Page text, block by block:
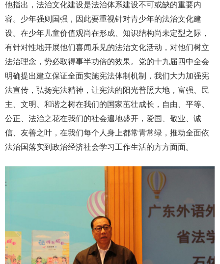
他指出，法治文化建设是法治体系建设不可或缺的重要内
容。少年强则国强，因此要重视针对青少年的法治文化建
设。在少年儿童价值观尚在形成、知识结构尚未定型之际，
有针对性地开展他们喜闻乐见的法治文化活动，对他们树立
法治理念，势必取得事半功倍的效果。党的十九届四中全会
明确提出建立保证全面实施宪法体制机制，我们大力加强宪
法宣传，弘扬宪法精神，让宪法的阳光普照大地，富强、民
主、文明、和谐之树在我们的国家茁壮成长，自由、平等、
公正、法治之花在我们的社会遍地盛开，爱国、敬业、诚
信、友善之叶，在我们每个人身上都常青常绿，推动全面依
法治国落实到政治经济社会学习工作生活的方方面面。